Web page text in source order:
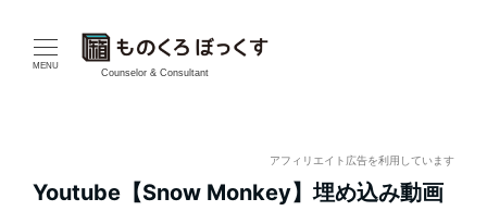
MENU
Counselor & Consultant
アフィリエイト広告を利用しています
Youtube【Snow Monkey】埋め込み動画